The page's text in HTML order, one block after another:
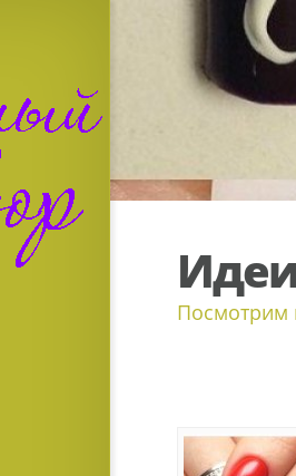
Посмотрим